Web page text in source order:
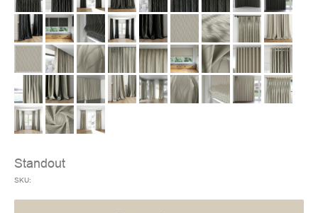
Standout
SKU: